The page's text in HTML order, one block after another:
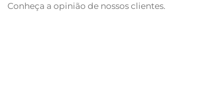
Conheça a opinião de nossos clientes.